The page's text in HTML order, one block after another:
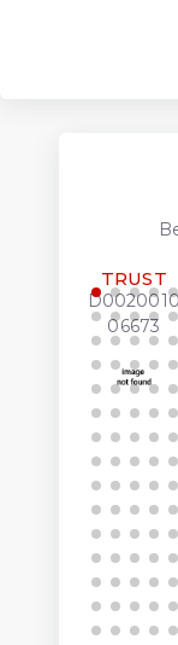
TRUST
D0020010
06673